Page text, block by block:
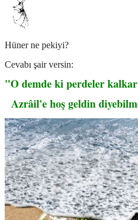
Hüner ne pekiyi?
Cevabı şair versin:
"O demde ki perdeler
Azrâil'e hoş geldin